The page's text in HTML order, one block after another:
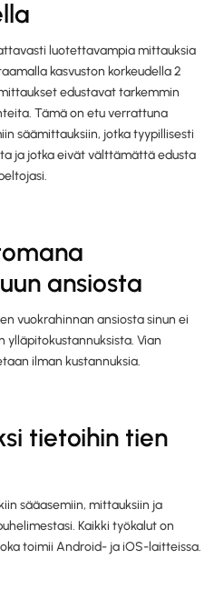
luotettavampia mittauksia
kasvuston korkeudella 2
edustavat tarkemmin
Tämä on etu verrattuna
säämittauksiin, jotka tyypillisesti
ja jotka eivät välttämättä edusta
ansiosta
vuokrahinnan ansiosta sinun ei
ylläpitokustannuksista. Vian
ilman kustannuksia.
tietoihin tien
sääasemiin, mittauksiin ja
Kaikki työkalut on
toimii Android- ja iOS-laitteissa.